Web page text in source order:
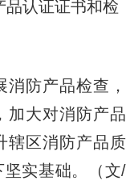
品认证证书和检
防产品检查，
加大对消防产品
辖区消防产品质
实基础。（文/